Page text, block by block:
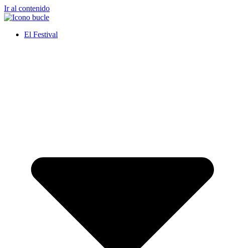
Ir al contenido
El Festival